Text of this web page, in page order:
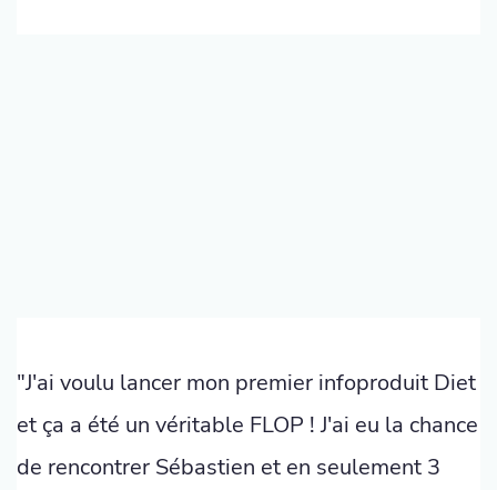
"J'ai voulu lancer mon premier infoproduit Diet
et ça a été un véritable FLOP ! J'ai eu la chance
de rencontrer Sébastien et en seulement 3